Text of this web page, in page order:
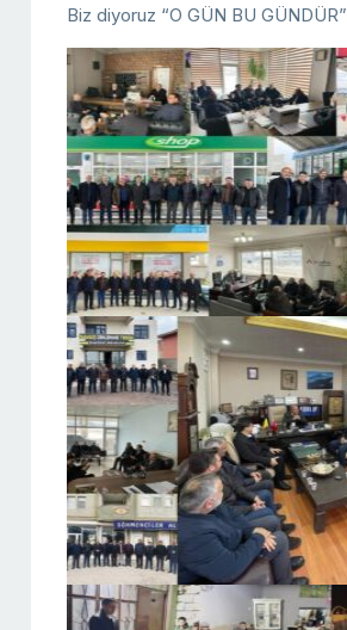
Biz diyoruz “O GÜN BU GÜNDÜR”